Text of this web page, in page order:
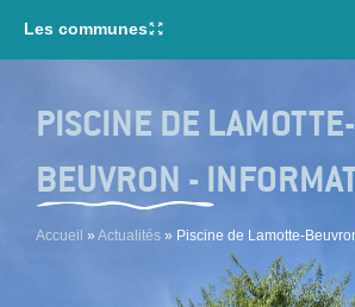
principal
Les communes
PISCINE DE LAMOTTE-
BEUVRON -
Accueil » Actualités » Piscine de Lamotte-